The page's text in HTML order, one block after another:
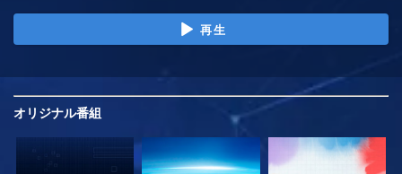
再生
オリジナル番組